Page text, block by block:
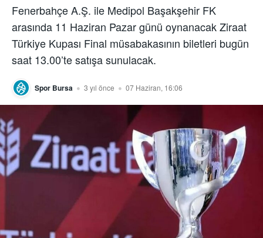
Fenerbahçe A.Ş. ile Medipol Başakşehir FK
arasında 11 Haziran Pazar günü oynanacak Ziraat
Türkiye Kupası Final müsabakasının biletleri bugün
saat 13.00’te satışa sunulacak.
Spor Bursa 3 yıl önce 07 Haziran, 16:06